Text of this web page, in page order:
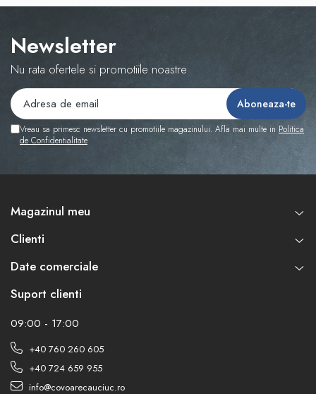
Newsletter
Nu rata ofertele si promotiile noastre
Vreau sa primesc newsletter cu promotiile magazinului. Afla mai multe in Politica
de Confidentialitate
Magazinul meu
Clienti
Date comerciale
Suport clienti
09:00 - 17:00
+40 760 260 605
+40 724 659 955
info@covoarecauciuc.ro